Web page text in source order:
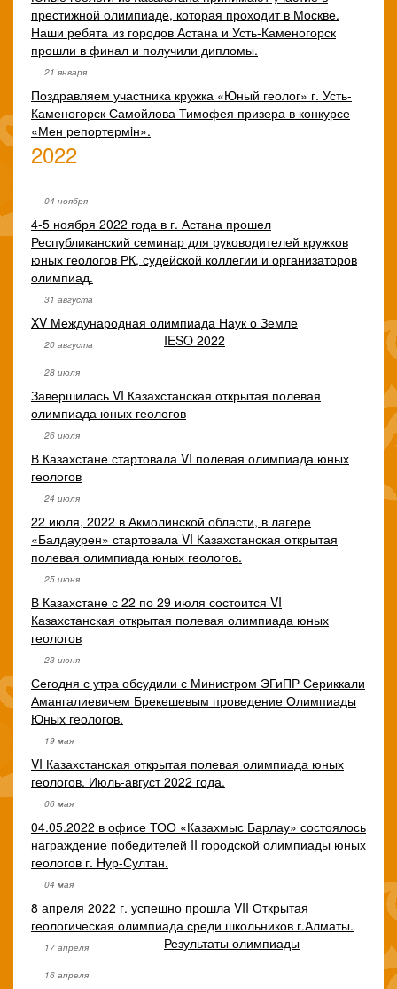
престижной олимпиаде, которая проходит в Москве.
Наши ребята из городов Астана и Усть-Каменогорск
прошли в финал и получили дипломы.
21 января
Поздравляем участника кружка «Юный геолог» г. Усть-
Каменогорск Самойлова Тимофея призера в конкурсе
«Мен репортермiн».
2022
04 ноября
4-5 ноября 2022 года в г. Астана прошел
Республиканский семинар для руководителей кружков
юных геологов РК, судейской коллегии и организаторов
олимпиад.
31 августа
XV Международная олимпиада Наук о Земле
20 августа IESO 2022
28 июля
Завершилась VI Казахстанская открытая полевая
олимпиада юных геологов
26 июля
В Казахстане стартовала VI полевая олимпиада юных
геологов
24 июля
22 июля, 2022 в Акмолинской области, в лагере
«Балдаурен» стартовала VI Казахстанская открытая
полевая олимпиада юных геологов.
25 июня
В Казахстане с 22 по 29 июля состоится VI
Казахстанская открытая полевая олимпиада юных
геологов
23 июня
Сегодня с утра обсудили с Министром ЭГиПР Сериккали
Амангалиевичем Брекешевым проведение Олимпиады
Юных геологов.
19 мая
VI Казахстанская открытая полевая олимпиада юных
геологов. Июль-август 2022 года.
06 мая
04.05.2022 в офисе ТОО «Казахмыс Барлау» состоялось
награждение победителей II городской олимпиады юных
геологов г. Нур-Султан.
04 мая
8 апреля 2022 г. успешно прошла VII Открытая
геологическая олимпиада среди школьников г.Алматы.
17 апреля Результаты олимпиады
16 апреля